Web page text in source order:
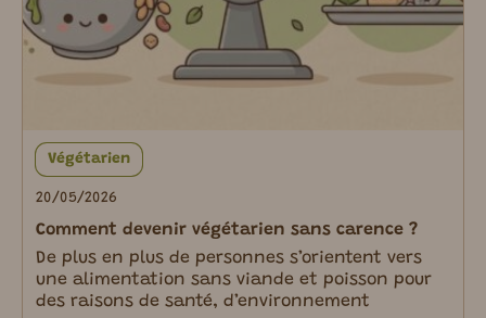
Végétarien
20/05/2026
Comment devenir végétarien sans carence ?
De plus en plus de personnes s’orientent vers
une alimentation sans viande et poisson pour
des raisons de santé, d’environnement